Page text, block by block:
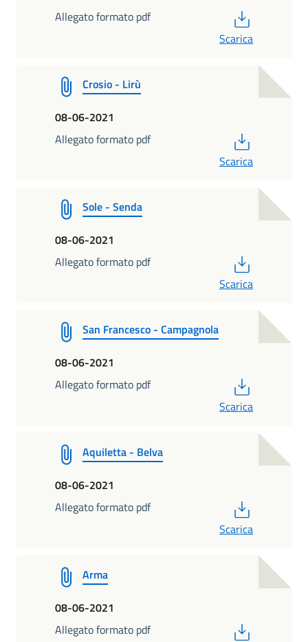
Allegato formato pdf
Scarica
Crosio - Lirù
08-06-2021
Allegato formato pdf
Scarica
Sole - Senda
08-06-2021
Allegato formato pdf
Scarica
San Francesco - Campagnola
08-06-2021
Allegato formato pdf
Scarica
Aquiletta - Belva
08-06-2021
Allegato formato pdf
Scarica
Arma
08-06-2021
Allegato formato pdf